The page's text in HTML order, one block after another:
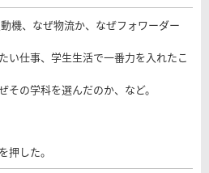
機、なぜ物流か、なぜフォワーダー
い仕事、学生生活で一番力を入れたこ
その学科を選んだのか、など。
押した。